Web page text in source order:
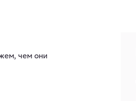
чем они